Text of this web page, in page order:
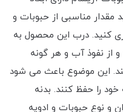
مقدار مناسبی از حبوبات و
کنید. درب این محصول به
از نفوذ آب و هر گونه
این موضوع باعث می ‌شود
را حفظ کنند. بدنه
و نوع حبوبات و ادویه